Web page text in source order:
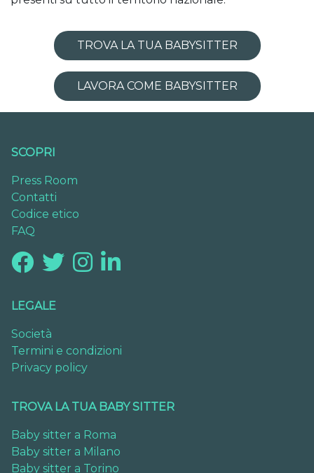
TROVA LA TUA BABYSITTER
LAVORA COME BABYSITTER
SCOPRI
Press Room
Contatti
Codice etico
FAQ
LEGALE
Società
Termini e condizioni
Privacy policy
TROVA LA TUA BABY SITTER
Baby sitter a Roma
Baby sitter a Milano
Baby sitter a Torino